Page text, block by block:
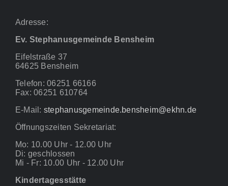
Adresse:
Ev. Stephanusgemeinde Bensheim
Eifelstraße 37
64625 Bensheim
Telefon: 06251 66166
Fax: 06251 610764
E-Mail: stephanusgemeinde.bensheim@ekhn.de
Öffnungszeiten Sekretariat:
Mo: 10.00 Uhr - 12.00 Uhr
Di: geschlossen
Mi - Fr: 10.00 Uhr - 12.00 Uhr
Kindertagesstätte